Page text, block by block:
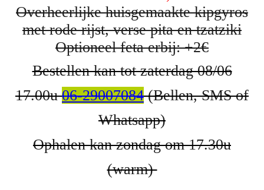
Overheerlijke huisgemaakte kipgyros
met rode rijst, verse pita en tzatziki
Optioneel feta erbij: +2€
Bestellen kan tot zaterdag 08/06
17.00u06-29007084(Bellen, SMS of
Whatsapp)
Ophalen kan zondag om 17.30u
(warm)